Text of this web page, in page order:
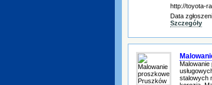
http://toyota-
Data
Szczegóły
Malowanie
stalowych